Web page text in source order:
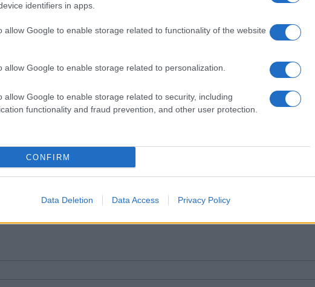
identifiers in apps.
allow Google to enable storage related to functionality of the website
allow Google to enable storage related to personalization.
allow Google to enable storage related to security, including
functionality and fraud prevention, and other user protection.
CONFIRM
Data Deletion Data Access Privacy Policy
Invia un Comunicato Stampa|Pubblicità|Segnala
e ricevi le nostre email periodiche contenenti le ultime notizie pubblicate sul sito